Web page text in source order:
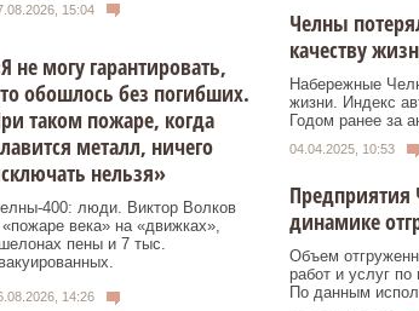
15:04
не могу гарантировать,
обошлось без погибших.
таком пожаре, когда
металл, ничего
нельзя»
400: люди. Виктор Волков
века» на «движках»,
пены и 7 тыс.
14:26
Челны
качеству
Набережные
жизни. Индекс
Годом ранее за
04.04.2025, 10:53
Предприятия
динамике
Объем
работ и услуг по
По данным